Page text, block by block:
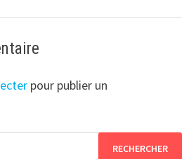
pour publier un